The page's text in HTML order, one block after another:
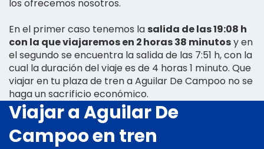
los ofrecemos nosotros.
En el primer caso tenemos lasalida de las 19:08 h
con la que viajaremos en 2 horas 38 minutosy en
el segundo se encuentra la salida de las 7:51 h, con la
cual la duración del viaje es de 4 horas 1 minuto. Que
viajar en tu plaza de tren a Aguilar De Campoo no se
haga un sacrificio económico.
Viajar a Aguilar De
Campoo en tren